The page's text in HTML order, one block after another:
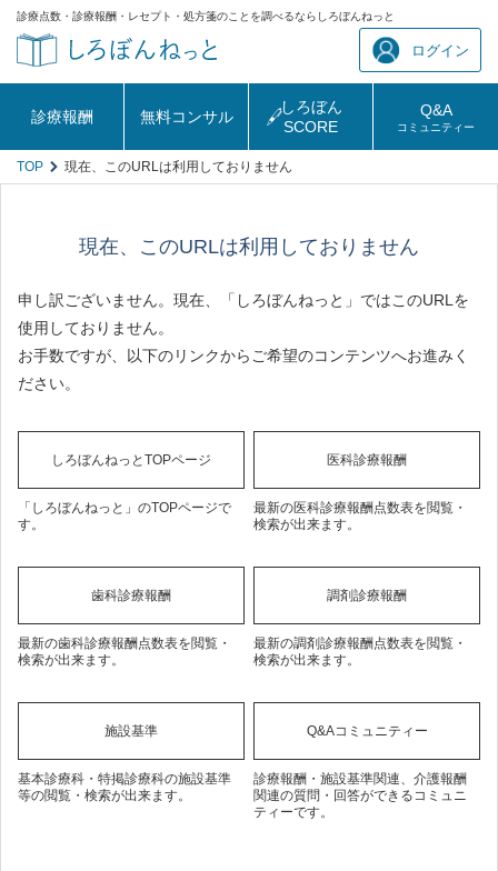
診療点数・診療報酬・レセプト・処方箋のことを調べるならしろぼんねっと
ログイン
診療報酬 無料コンサル
しろぼん
SCORE
Q&A
コミュニティー
TOP 現在、このURLは利用しておりません
現在、このURLは利用しておりません
申し訳ございません。現在、「しろぼんねっと」ではこのURLを
使用しておりません。
お手数ですが、以下のリンクからご希望のコンテンツへお進みく
ださい。
しろぼんねっとTOPページ
「しろぼんねっと」のTOPページで
す。
医科診療報酬
最新の医科診療報酬点数表を閲覧・
検索が出来ます。
歯科診療報酬
最新の歯科診療報酬点数表を閲覧・
検索が出来ます。
調剤診療報酬
最新の調剤診療報酬点数表を閲覧・
検索が出来ます。
施設基準
基本診療科・特掲診療科の施設基準
等の閲覧・検索が出来ます。
Q&Aコミュニティー
診療報酬・施設基準関連、介護報酬
関連の質問・回答ができるコミュニ
ティーです。